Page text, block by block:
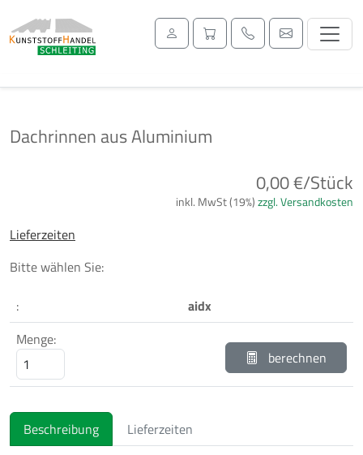
Dachrinnen aus Aluminium
0,00 €/Stück
inkl. MwSt (19%)zzgl. Versandkosten
Lieferzeiten
Bitte wählen Sie:
:
aidx
Menge:
berechnen
Beschreibung Lieferzeiten